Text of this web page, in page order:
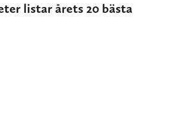
listar årets 20 bästa